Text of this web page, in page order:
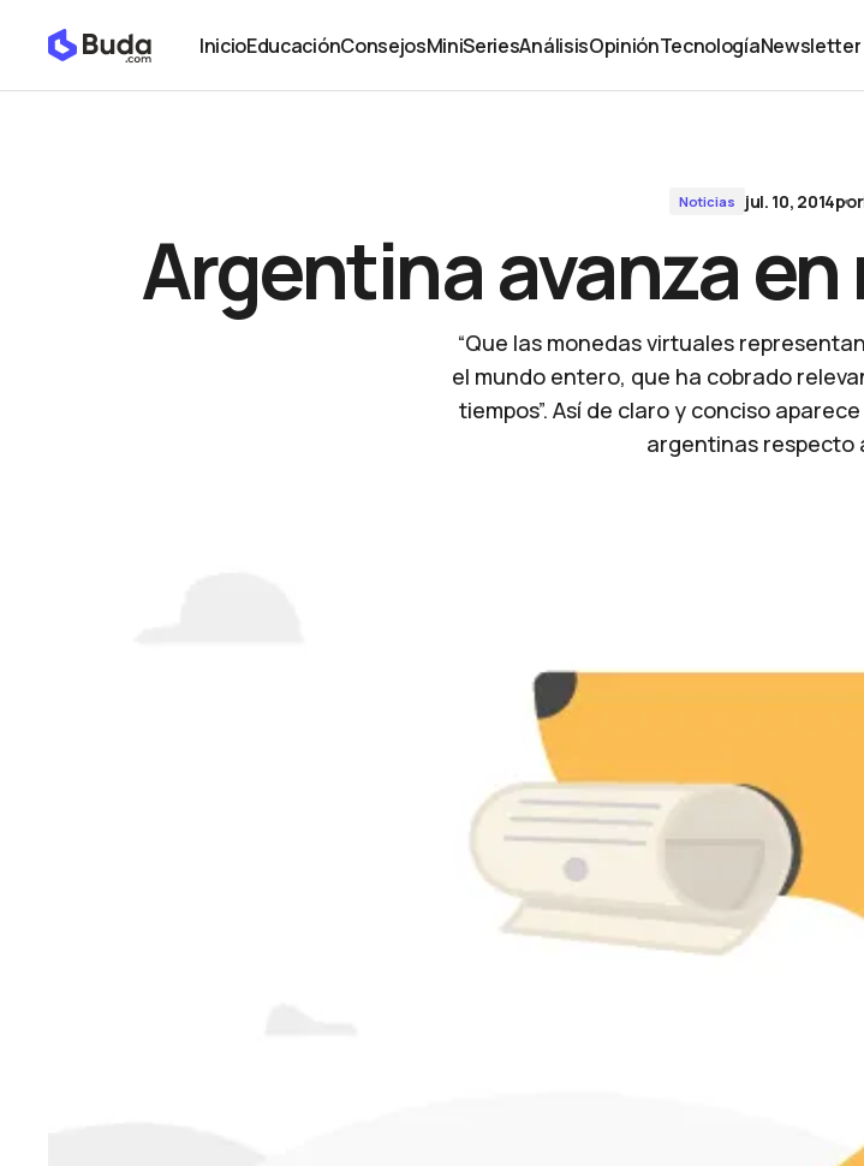
InicioEducaciónConsejosMiniSeriesAnálisisOpiniónTecnologíaNewsletter
Noticias Argentina avanza en regulación Bitcoin
Noticias jul. 10, 2014por
Argentina avanza
“Que las monedas virtuales
el mundo entero, que ha cobrado
tiempos”. Así de claro y conciso
argentinas respecto